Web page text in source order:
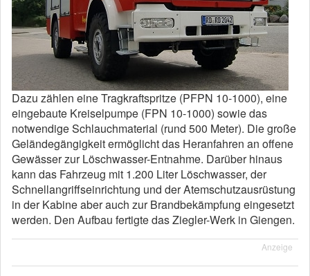
Dazu zählen eine Tragkraftspritze (PFPN 10-1000), eine
eingebaute Kreiselpumpe (FPN 10-1000) sowie das
notwendige Schlauchmaterial (rund 500 Meter). Die große
Geländegängigkeit ermöglicht das Heranfahren an offene
Gewässer zur Löschwasser-Entnahme. Darüber hinaus
kann das Fahrzeug mit 1.200 Liter Löschwasser, der
Schnellangriffseinrichtung und der Atemschutzausrüstung
in der Kabine aber auch zur Brandbekämpfung eingesetzt
werden. Den Aufbau fertigte das Ziegler-Werk in Giengen.
Anzeige